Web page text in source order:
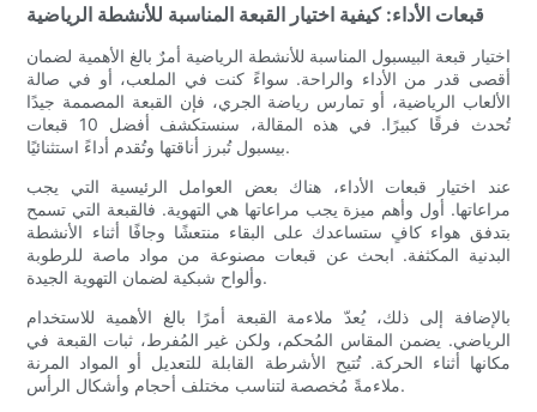
قبعات الأداء: كيفية اختيار القبعة المناسبة للأنشطة الرياضية
اختيار قبعة البيسبول المناسبة للأنشطة الرياضية أمرٌ بالغ الأهمية لضمان
أقصى قدر من الأداء والراحة. سواءً كنت في الملعب، أو في صالة
الألعاب الرياضية، أو تمارس رياضة الجري، فإن القبعة المصممة جيدًا
تُحدث فرقًا كبيرًا. في هذه المقالة، سنستكشف أفضل 10 قبعات
بيسبول تُبرز أناقتها وتُقدم أداءً استثنائيًا.
عند اختيار قبعات الأداء، هناك بعض العوامل الرئيسية التي يجب
مراعاتها. أول وأهم ميزة يجب مراعاتها هي التهوية. فالقبعة التي تسمح
بتدفق هواء كافٍ ستساعدك على البقاء منتعشًا وجافًا أثناء الأنشطة
البدنية المكثفة. ابحث عن قبعات مصنوعة من مواد ماصة للرطوبة
وألواح شبكية لضمان التهوية الجيدة.
بالإضافة إلى ذلك، يُعدّ ملاءمة القبعة أمرًا بالغ الأهمية للاستخدام
الرياضي. يضمن المقاس المُحكم، ولكن غير المُفرط، ثبات القبعة في
مكانها أثناء الحركة. تُتيح الأشرطة القابلة للتعديل أو المواد المرنة
ملاءمةً مُخصصة لتناسب مختلف أحجام وأشكال الرأس.